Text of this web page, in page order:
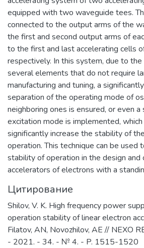
способностей и
и
Основными целями
Института являются:
обеспечение
(фундаментальной)
подготовки
специалитета;
студентов
продолжению
(САЕ и др.) и на
Университета;
преемственности
программ общего
образования;
качества
учащихся
партнеров НИЯУ
интеграции
equipped with two waveguide tees.
connected to the output arms of the
the first and second output arms of
to the first and last accelerating cells
respectively. In this system, due to
several elements that do not require
manufacturing and tuning, a
separation of the operating mode of
neighboring ones is ensured, or even
excitation mode is implemented,
significantly increase the stability of
operation. This technique can be used
stability of operation in the design and
accelerators of electrons with a
Цитирование
Shilov, V. K. High frequency power
operation stability of linear electron
Filatov, AN, Novozhilov, AE // NEXO
- 2021. - 34. - № 4. - P. 1515-1520